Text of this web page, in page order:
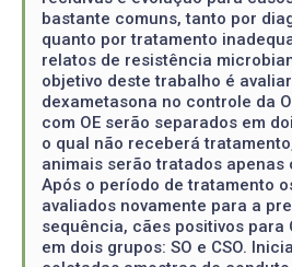
bastante comuns, tanto por
quanto por tratamento
relatos de resistência
objetivo deste trabalho é
dexametasona no controle da
com OE serão separados em
o qual não receberá
animais serão tratados
Após o período de tratamento
avaliados novamente para a
sequência, cães positivos para
em dois grupos: SO e CSO.